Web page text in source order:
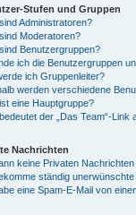
Stufen und Gruppen
Administratoren?
Moderatoren?
Benutzergruppen?
ich die Benutzergruppen
ich Gruppenleiter?
werden verschiedene
eine Hauptgruppe?
der „Das Team“-Link
Nachrichten
keine Privaten
ständig
eine Spam-E-Mail von